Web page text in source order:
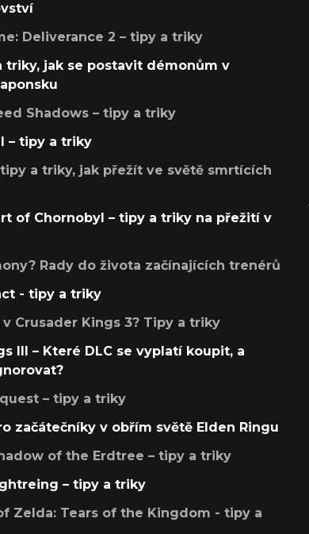
Deliverance 2 – tipy a triky
triky, jak se postavit démonům v
Shadows – tipy a triky
– tipy a triky
tipy a triky, jak přežít ve světě smrtících
of Chornobyl – tipy a triky na přežití v
Rady do života začínajících trenérů
- tipy a triky
Crusader Kings 3? Tipy a triky
III – Které DLC se vyplatí koupit, a
– tipy a triky
začátečníky v obřím světě Elden Ringu
of the Erdtree – tipy a triky
– tipy a triky
Zelda: Tears of the Kingdom - tipy a